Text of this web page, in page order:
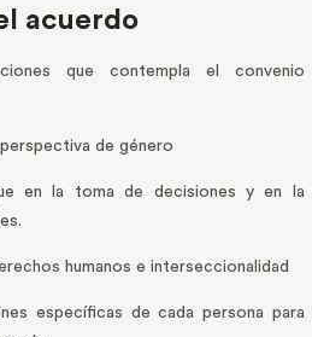
acuerdo
que contempla el convenio
de género
en la toma de decisiones y en la
humanos e interseccionalidad
específicas de cada persona para